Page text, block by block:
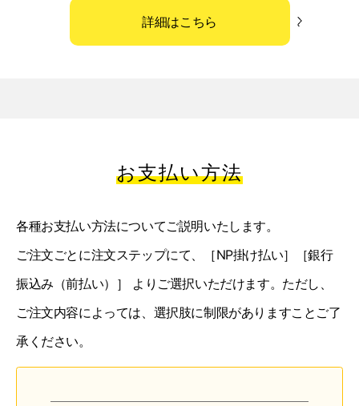
詳細はこちら
お支払い方法
各種お支払い方法についてご説明いたします。
ご注文ごとに注文ステップにて、［NP掛け払い］［銀行
振込み（前払い）］ よりご選択いただけます。ただし、
ご注文内容によっては、選択肢に制限がありますことご了
承ください。